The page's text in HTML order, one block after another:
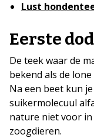
Lust
Eerste
De teek waar de
bekend als de
Na een beet kun
suikermolecuul
nature niet voor in
zoogdieren.